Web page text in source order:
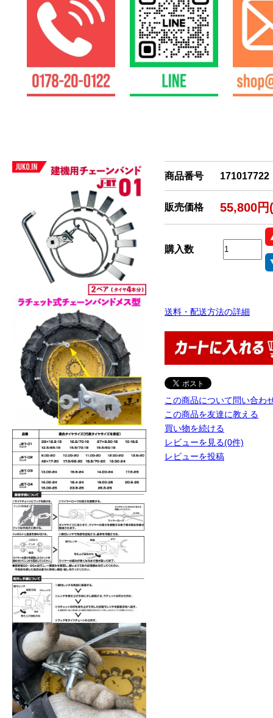
商品番号 171017722
販売価格 55,800円
購入数
送料・配送方法の詳細
この商品について問い合わ
この商品を友達に教える
買い物を続ける
レビューを見る(0件)
レビューを投稿